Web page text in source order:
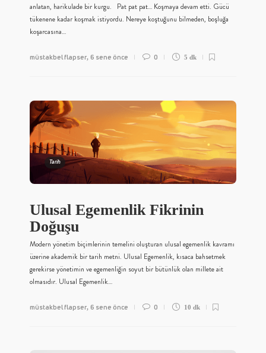
anlatan, harikulade bir kurgu. Pat pat pat… Koşmaya devam etti. Gücü
tükenene kadar koşmak istiyordu. Nereye koştuğunu bilmeden, boşluğa
koşarcasına…
müstakbel flapser, 6 sene önce 0 5 dk
Tarih
Ulusal Egemenlik Fikrinin
Doğuşu
Modern yönetim biçimlerinin temelini oluşturan ulusal egemenlik kavramı
üzerine akademik bir tarih metni. Ulusal Egemenlik, kısaca bahsetmek
gerekirse yönetimin ve egemenliğin soyut bir bütünlük olan millete ait
olmasıdır. Ulusal Egemenlik…
müstakbel flapser, 6 sene önce 0 10 dk